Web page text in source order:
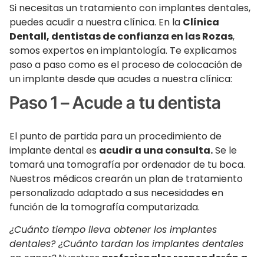
Si necesitas un tratamiento con implantes dentales,
puedes acudir a nuestra clínica. En la Clínica
Dentall, dentistas de confianza en las Rozas,
somos expertos en implantología. Te explicamos
paso a paso como es el proceso de colocación de
un implante desde que acudes a nuestra clínica:
Paso 1 – Acude a tu dentista
El punto de partida para un procedimiento de
implante dental es acudir a una consulta.Se le
tomará una tomografía por ordenador de tu boca.
Nuestros médicos crearán un plan de tratamiento
personalizado adaptado a sus necesidades en
función de la tomografía computarizada.
¿Cuánto tiempo lleva obtener los implantes
dentales? ¿Cuánto tardan los implantes dentales